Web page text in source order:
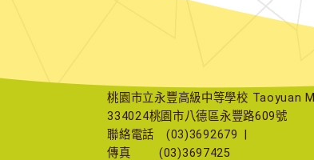
桃園市立永豐高級中等學校 Taoyuan
334024桃園市八德區永豐路609號
聯絡電話
(03)3692679
傳真
(03)3697425